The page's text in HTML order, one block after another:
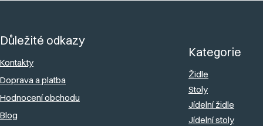
p
a
t
í
Důležité odkazy
Kontakty
Doprava a platba
Hodnocení obchodu
Blog
Kategorie
Židle
Stoly
Jídelní židle
Jídelní stoly